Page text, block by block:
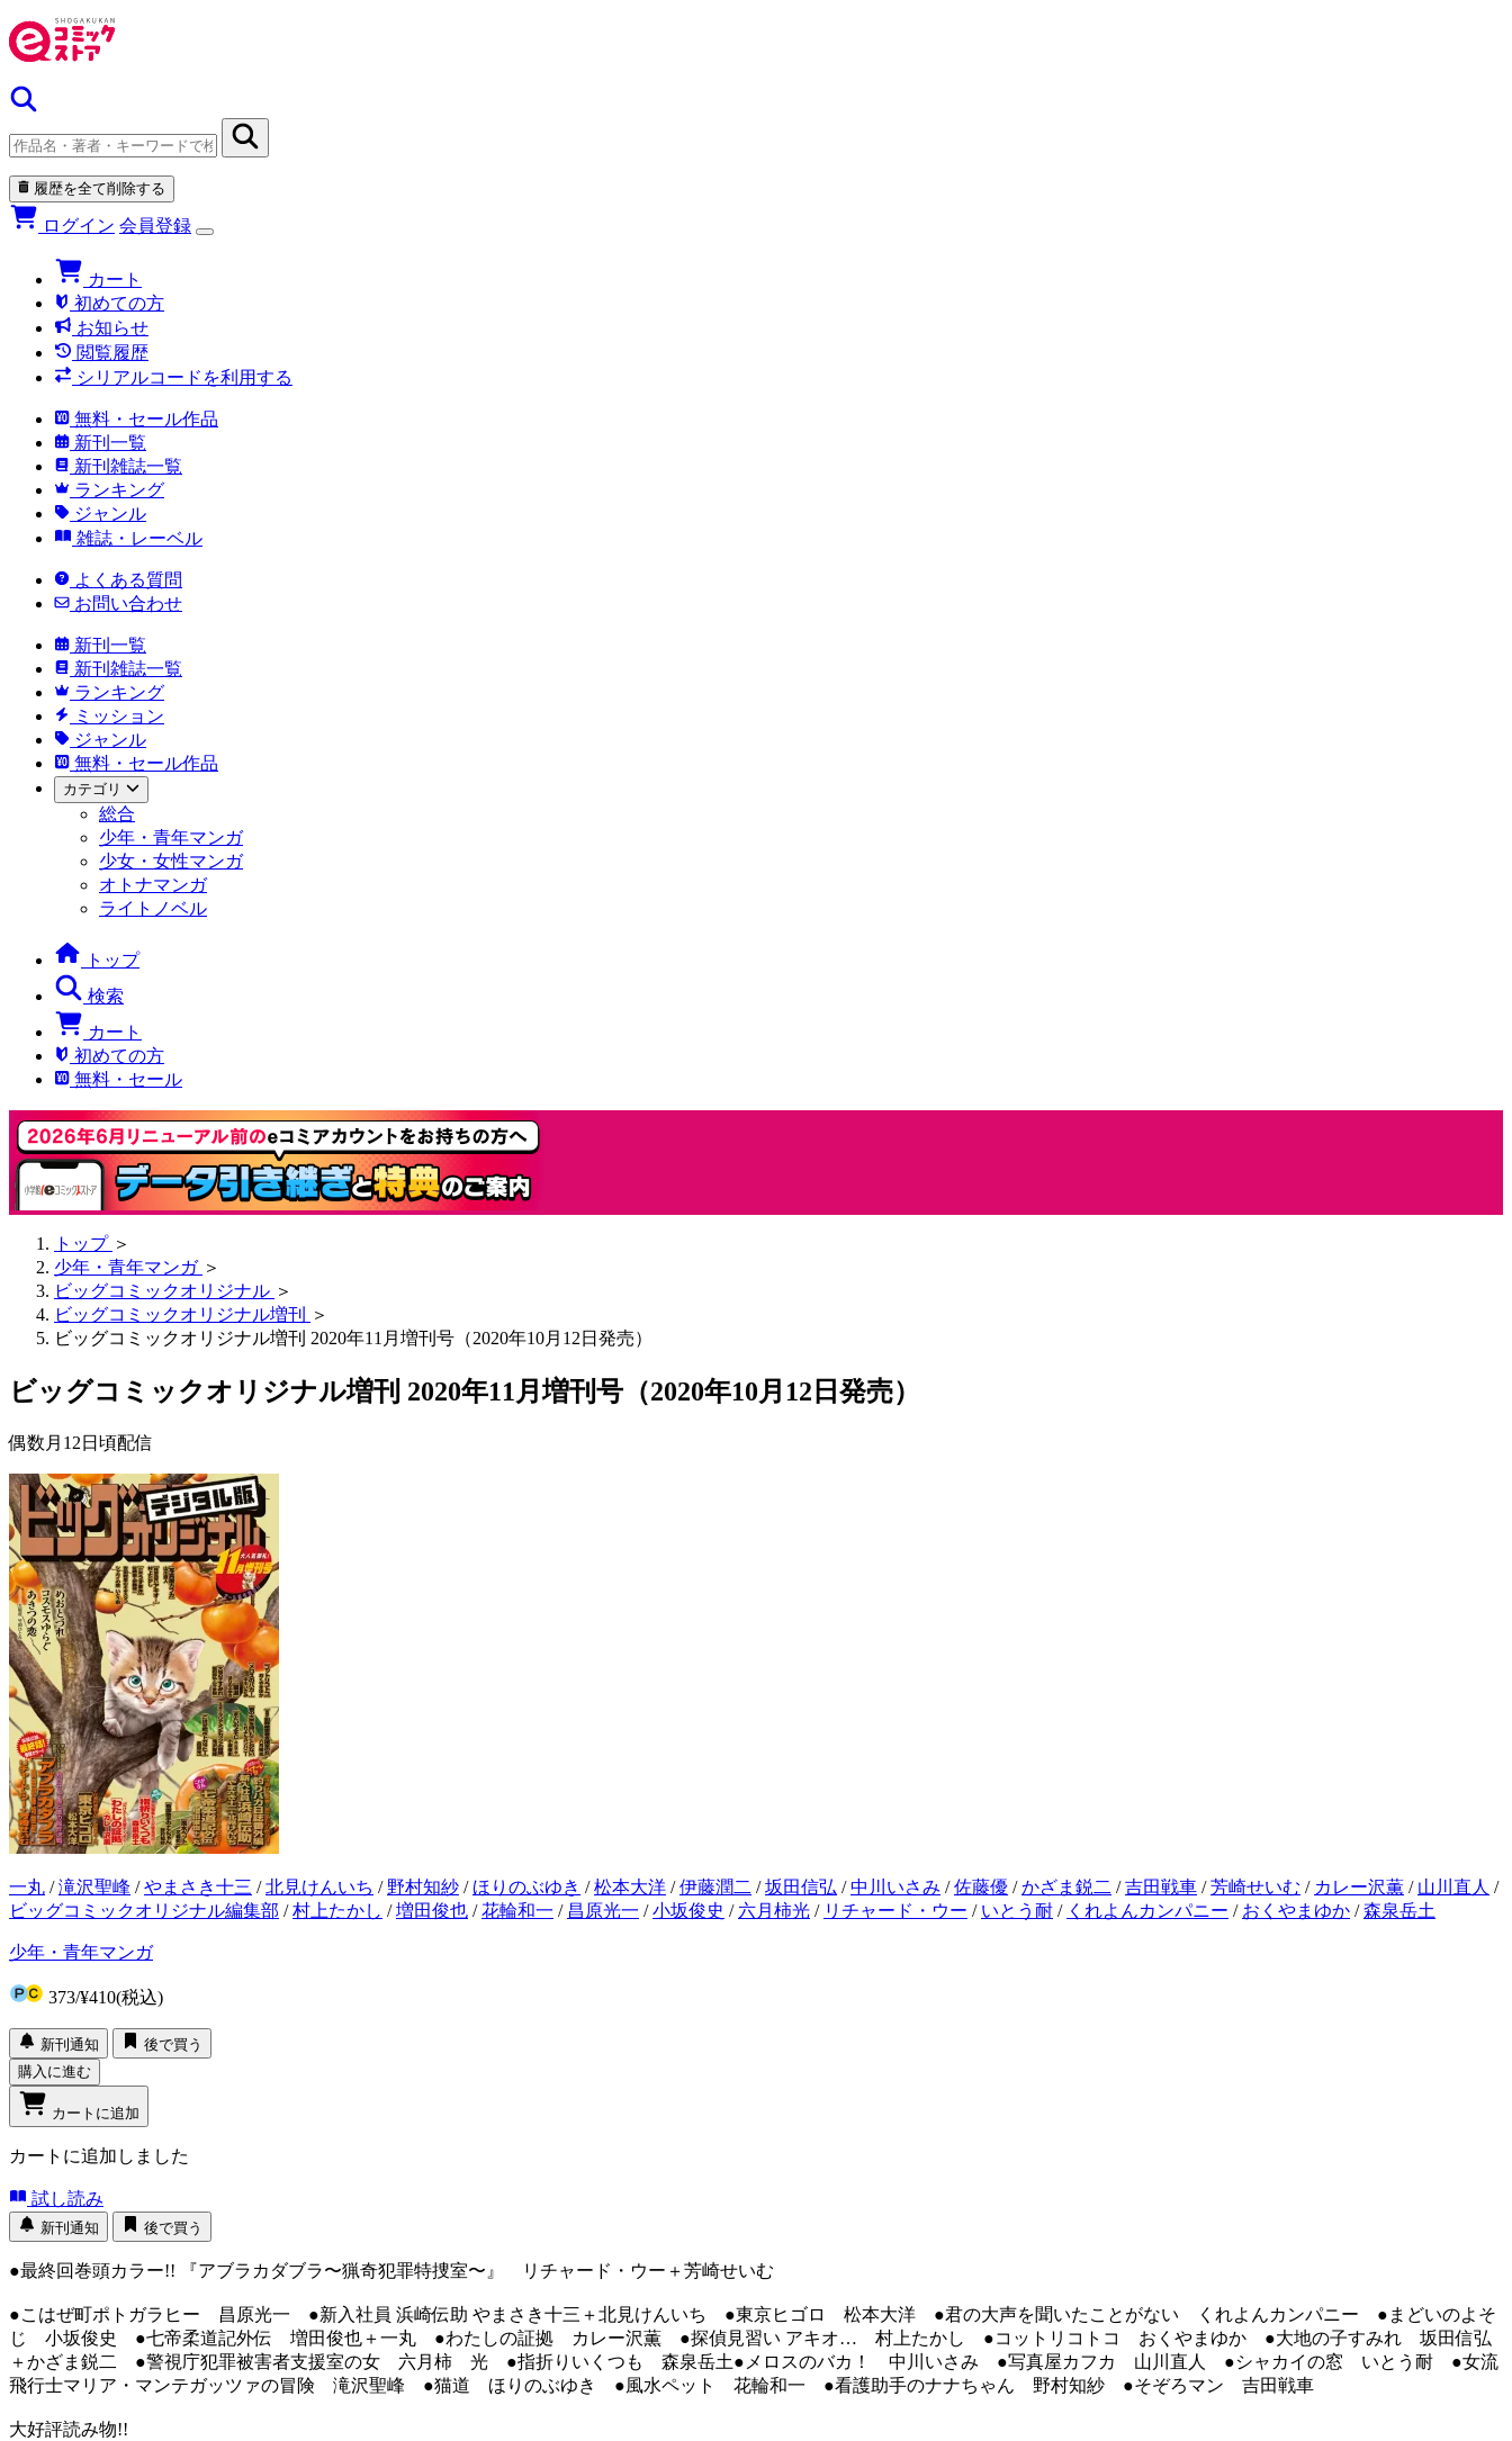
履歴を全て削除する
ログイン 会員登録
カート
初めての方
お知らせ
閲覧履歴
シリアルコードを利用する
無料・セール作品
新刊一覧
新刊雑誌一覧
ランキング
ジャンル
雑誌・レーベル
よくある質問
お問い合わせ
新刊一覧
新刊雑誌一覧
ランキング
ミッション
ジャンル
無料・セール作品
カテゴリ
総合
少年・青年マンガ
少女・女性マンガ
オトナマンガ
ライトノベル
トップ
検索
カート
初めての方
無料・セール
トップ ＞
少年・青年マンガ ＞
ビッグコミックオリジナル ＞
ビッグコミックオリジナル増刊
＞
ビッグコミックオリジナル増刊 2020年11月増刊号（2020年10月12日発売）
ビッグコミックオリジナル増刊 2020年11月増刊号（2020年10月12日発売）
偶数月12日頃配信
一丸 /滝沢聖峰 /やまさき十三 /北見けんいち / 野村知紗 / ほりのぶゆき /松本大洋 /伊藤潤二 /坂田信弘 /中川いさみ /佐藤優 /かざま鋭二 /吉田戦車 /芳崎せいむ / カレー沢薫 / 山川直人 /
ビッグコミックオリジナル編集部 /村上たかし /増田俊也 /花輪和一 / 昌原光一 /小坂俊史 / 六月柿光 / リチャード・ウー / いとう耐 / くれよんカンパニー / おくやまゆか /森泉岳土
少年・青年マンガ
373/¥410(税込)
新刊通知
後で買う
購入に進む
カートに追加
カートに追加しました
試し読み
新刊通知 後で買う
●最終回巻頭カラー!! 『アブラカダブラ〜猟奇犯罪特捜室〜』 リチャード・ウー＋芳崎せいむ
●こはぜ町ポトガラヒー 昌原光一 ●新入社員 浜崎伝助 やまさき十三＋北見けんいち ●東京ヒゴロ 松本大洋 ●君の大声を聞いたことがない くれよんカンパニー ●まどいのよそ
じ 小坂俊史 ●七帝柔道記外伝 増田俊也＋一丸 ●わたしの証拠 カレー沢薫 ●探偵見習い アキオ… 村上たかし ●コットリコトコ おくやまゆか ●大地の子すみれ 坂田信弘
＋かざま鋭二 ●警視庁犯罪被害者支援室の女 六月柿 光 ●指折りいくつも 森泉岳土●メロスのバカ！ 中川いさみ ●写真屋カフカ 山川直人 ●シャカイの窓 いとう耐 ●女流
飛行士マリア・マンテガッツァの冒険 滝沢聖峰 ●猫道 ほりのぶゆき ●風水ペット 花輪和一 ●看護助手のナナちゃん 野村知紗 ●そぞろマン 吉田戦車
大好評読み物!!